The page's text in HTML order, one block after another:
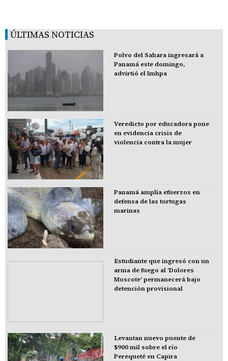
ÚLTIMAS NOTICIAS
Polvo del Sahara ingresará a
Panamá este domingo,
advirtió el Imhpa
Veredicto por educadora pone
en evidencia crisis de
violencia contra la mujer
Panamá amplía efuerzos en
defensa de las tortugas
marinas
Estudiante que ingresó con un
arma de fuego al 'Dolores
Moscote' permanecerá bajo
detención provisional
Levantan nuevo puente de
$900 mil sobre el río
Perequeté en Capira